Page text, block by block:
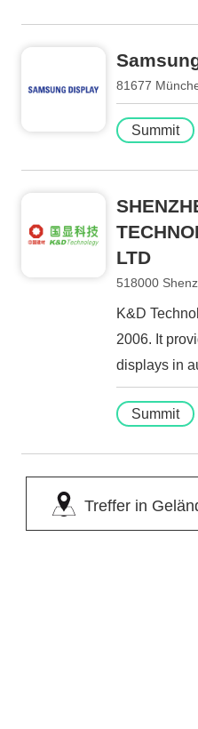
81677
Summit
LTD
518000
K&D
2006. It
displays in
Summit
Treffer in